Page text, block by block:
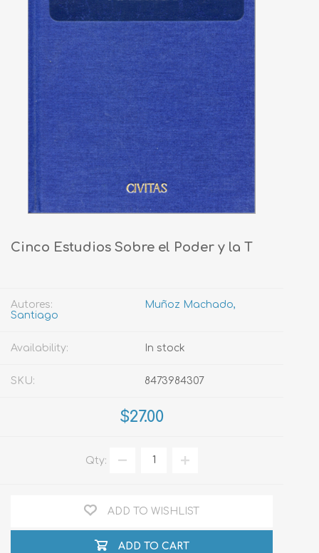
Cinco Estudios Sobre el Poder y la T
Autores:
Muñoz Machado,
Santiago
Availability: In stock
SKU: 8473984307
$27.00
Qty:
ADD TO WISHLIST
ADD TO CART